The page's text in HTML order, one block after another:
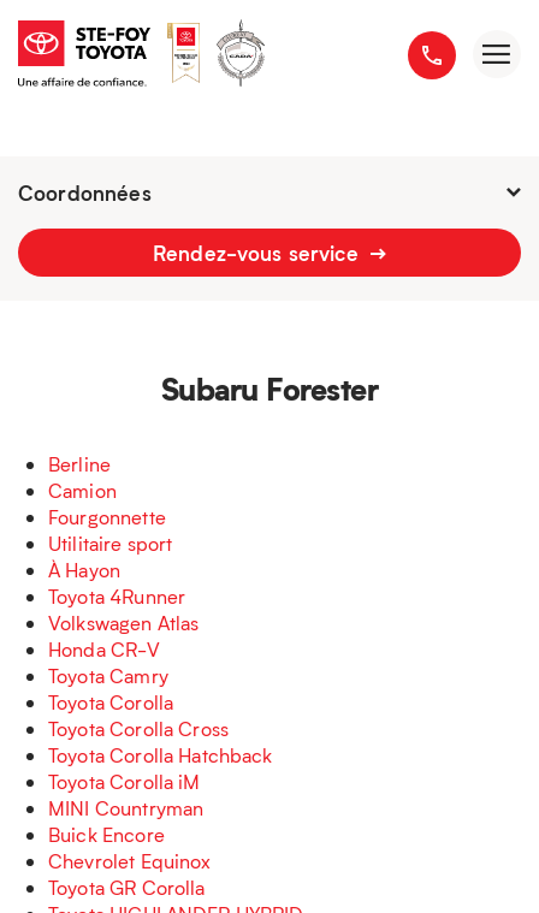
Coordonnées
Fermé : Ouverture-
Rendez-vous service
Subaru Forester
Berline
Camion
Fourgonnette
Utilitaire sport
À Hayon
Toyota 4Runner
Volkswagen Atlas
Honda CR-V
Toyota Camry
Toyota Corolla
Toyota Corolla Cross
Toyota Corolla Hatchback
Toyota Corolla iM
MINI Countryman
Buick Encore
Chevrolet Equinox
Toyota GR Corolla